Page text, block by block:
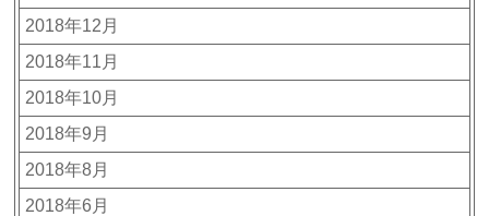
2018年12月
2018年11月
2018年10月
2018年9月
2018年8月
2018年6月